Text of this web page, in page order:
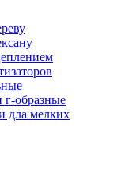
образные
дла мелких